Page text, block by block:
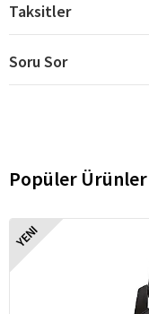
Taksitler
Soru Sor
Popüler Ürünler
YENI